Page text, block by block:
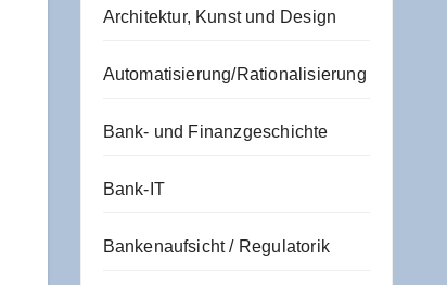
Architektur, Kunst und Design
Automatisierung/Rationalisierung
Bank- und Finanzgeschichte
Bank-IT
Bankenaufsicht / Regulatorik